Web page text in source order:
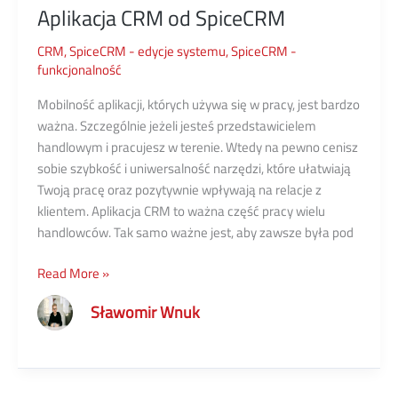
Aplikacja CRM od SpiceCRM
CRM,SpiceCRM - edycje systemu,SpiceCRM -
funkcjonalność
Mobilność aplikacji, których używa się w pracy, jest bardzo
ważna. Szczególnie jeżeli jesteś przedstawicielem
handlowym i pracujesz w terenie. Wtedy na pewno cenisz
sobie szybkość i uniwersalność narzędzi, które ułatwiają
Twoją pracę oraz pozytywnie wpływają na relacje z
klientem. Aplikacja CRM to ważna część pracy wielu
handlowców. Tak samo ważne jest, aby zawsze była pod
Aplikacja
CRM
od
SpiceCRM
Read More »
Sławomir Wnuk